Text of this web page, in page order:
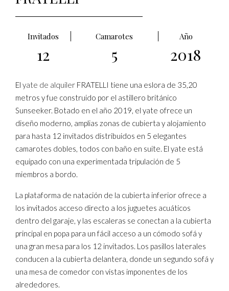
Invitados Camarotes Año
12 5 2018
El yate de alquiler FRATELLI tiene una eslora de 35,20
metros y fue construido por el astillero británico
Sunseeker. Botado en el año 2019, el yate ofrece un
diseño moderno, amplias zonas de cubierta y alojamiento
para hasta 12 invitados distribuidos en 5 elegantes
camarotes dobles, todos con baño en suite. El yate está
equipado con una experimentada tripulación de 5
miembros a bordo.
La plataforma de natación de la cubierta inferior ofrece a
los invitados acceso directo a los juguetes acuáticos
dentro del garaje, y las escaleras se conectan a la cubierta
principal en popa para un fácil acceso a un cómodo sofá y
una gran mesa para los 12 invitados. Los pasillos laterales
conducen a la cubierta delantera, donde un segundo sofá y
una mesa de comedor con vistas imponentes de los
alrededores.